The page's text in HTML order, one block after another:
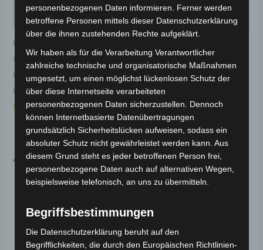
Rezensionen (0)
Original-Ersatzteil für den Elektro-Scooter VS2. Linke
untere zierleiste-glitzerndes rot (2023) für optimale
Funktionalität und Haltbarkeit. Weitere
Informationen zum Fahrzeug findest du hier:
Motor Elektro-Scooter VS2
Ähnliche Produkte
personenbezogenen Daten informieren. Ferner werden
betroffene Personen mittels dieser Datenschutzerklärung
über die ihnen zustehenden Rechte aufgeklärt.
Wir haben als für die Verarbeitung Verantwortlicher
zahlreiche technische und organisatorische Maßnahmen
umgesetzt, um einen möglichst lückenlosen Schutz der
über diese Internetseite verarbeiteten
personenbezogenen Daten sicherzustellen. Dennoch
können Internetbasierte Datenübertragungen
grundsätzlich Sicherheitslücken aufweisen, sodass ein
absoluter Schutz nicht gewährleistet werden kann. Aus
diesem Grund steht es jeder betroffenen Person frei,
personenbezogene Daten auch auf alternativen Wegen,
beispielsweise telefonisch, an uns zu übermitteln.
Begriffsbestimmungen
Die Datenschutzerklärung beruht auf den
Begrifflichkeiten, die durch den Europäischen Richtlinien-